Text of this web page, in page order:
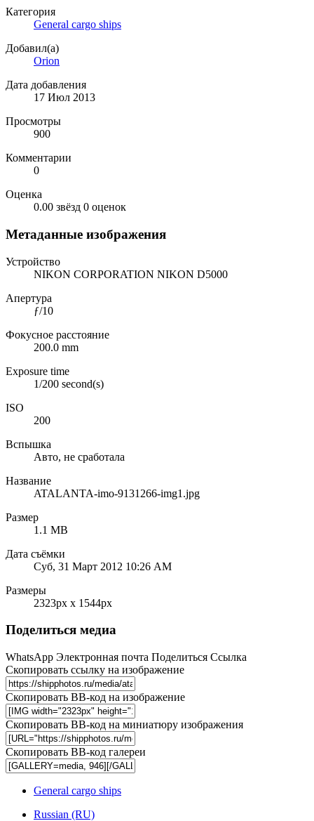
Категория
General cargo ships
Добавил(а)
Orion
Дата добавления
17 Июл 2013
Просмотры
900
Комментарии
0
Оценка
0.00 звёзд 0 оценок
Метаданные изображения
Устройство
NIKON CORPORATION NIKON D5000
Апертура
ƒ/10
Фокусное расстояние
200.0 mm
Exposure time
1/200 second(s)
ISO
200
Вспышка
Авто, не сработала
Название
ATALANTA-imo-9131266-img1.jpg
Размер
1.1 MB
Дата съёмки
Суб, 31 Март 2012 10:26 AM
Размеры
2323px x 1544px
Поделиться медиа
WhatsApp Электронная почта Поделиться Ссылка
Скопировать ссылку на изображение
Скопировать BB-код на изображение
Скопировать BB-код на миниатюру изображения
Скопировать BB-код галереи
General cargo ships
Russian (RU)